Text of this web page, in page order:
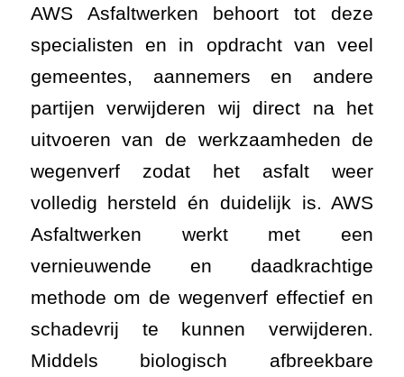
AWS Asfaltwerken behoort tot deze
specialisten en in opdracht van veel
gemeentes, aannemers en andere
partijen verwijderen wij direct na het
uitvoeren van de werkzaamheden de
wegenverf zodat het asfalt weer
volledig hersteld én duidelijk is. AWS
Asfaltwerken werkt met een
vernieuwende en daadkrachtige
methode om de wegenverf effectief en
schadevrij te kunnen verwijderen.
Middels biologisch afbreekbare